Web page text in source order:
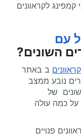
קמפינג לקראוונים
עם
השונים?
ב באתר
נובע ממצב
של
על כמה עולה
יש בתחנה אחת נניח 100 קראוונים פנויים